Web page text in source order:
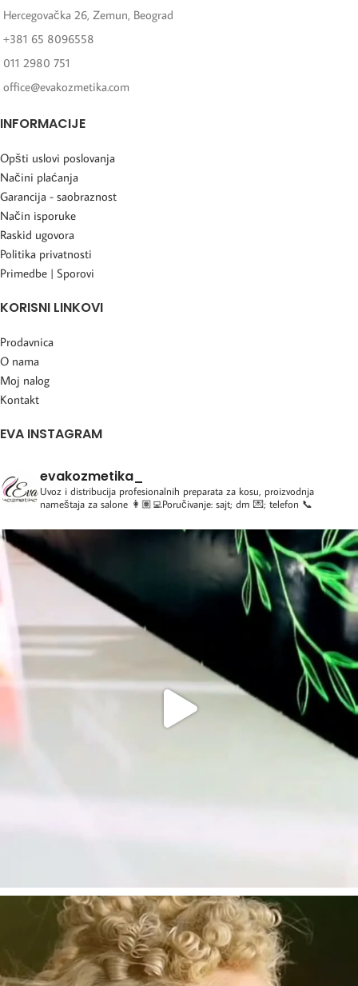
Hercegovačka 26, Zemun, Beograd
+381 65 8096558
011 2980 751
office@evakozmetika.com
INFORMACIJE
Opšti uslovi poslovanja
Načini plaćanja
Garancija - saobraznost
Način isporuke
Raskid ugovora
Politika privatnosti
Primedbe | Sporovi
KORISNI LINKOVI
Prodavnica
O nama
Moj nalog
Kontakt
EVA INSTAGRAM
evakozmetika_
Uvoz i distribucija profesionalnih preparata za kosu, proizvodnja
nameštaja za salone 👩🏽‍💻Poručivanje: sajt; dm 💌; telefon 📞